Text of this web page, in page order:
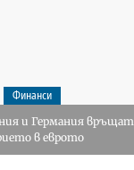
новина
Финанси
и Германия връщат
в еврото